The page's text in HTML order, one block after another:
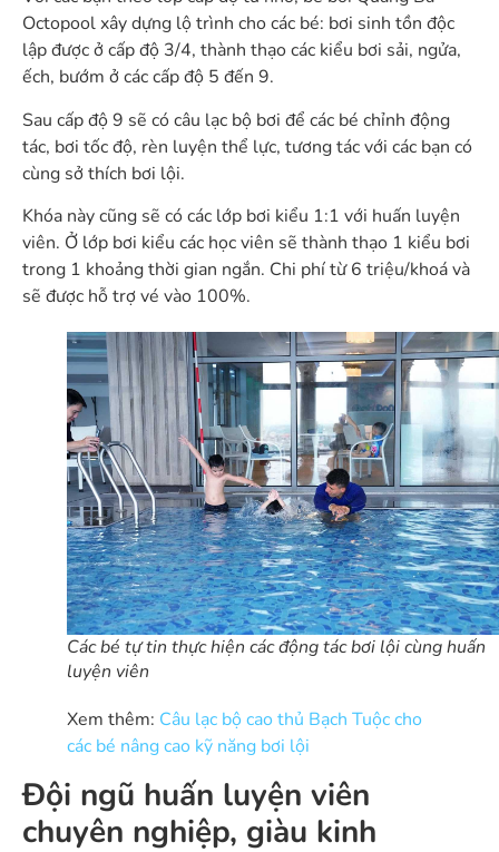
Octopool xây dựng lộ trình cho các bé: bơi sinh tồn độc
lập được ở cấp độ 3/4, thành thạo các kiểu bơi sải, ngửa,
ếch, bướm ở các cấp độ 5 đến 9.
Sau cấp độ 9 sẽ có câu lạc bộ bơi để các bé chỉnh động
tác, bơi tốc độ, rèn luyện thể lực, tương tác với các bạn có
cùng sở thích bơi lội.
Khóa này cũng sẽ có các lớp bơi kiểu 1:1 với huấn luyện
viên. Ở lớp bơi kiểu các học viên sẽ thành thạo 1 kiểu bơi
trong 1 khoảng thời gian ngắn. Chi phí từ 6 triệu/khoá và
sẽ được hỗ trợ vé vào 100%.
Các bé tự tin thực hiện các động tác bơi lội cùng huấn
luyện viên
Xem thêm: Câu lạc bộ cao thủ Bạch Tuộc cho
các bé nâng cao kỹ năng bơi lội
Đội ngũ huấn luyện viên
chuyên nghiệp, giàu kinh